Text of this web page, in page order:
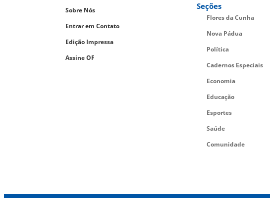
Sobre Nós
Entrar em Contato
Edição Impressa
Assine OF
Seções
Flores da Cunha
Nova Pádua
Política
Cadernos Especiais
Economia
Educação
Esportes
Saúde
Comunidade